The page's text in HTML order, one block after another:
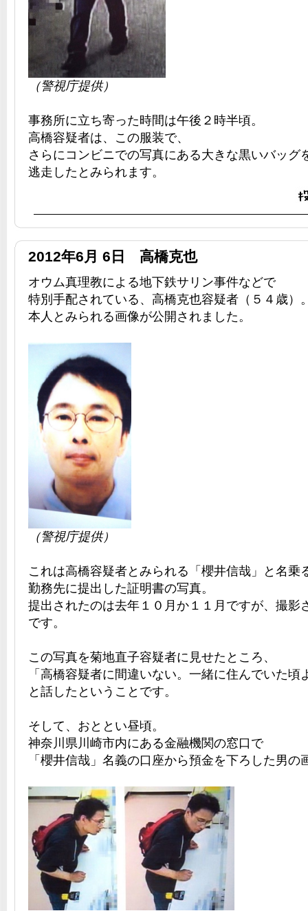
（警視庁提供）
事務所に立ち寄った時間は午後２時半頃。
高橋容疑者は、この服装で、
さらにコンビニでの写真にある大きな黒いバッグ
逃走したとみられます。
2012年6月 6日 高橋克也
オウム真理教による地下鉄サリン事件などで
特別手配されている、高橋克也容疑者（５４歳）
本人とみられる画像が公開されました。
（警視庁提供）
これは高橋容疑者とみられる「櫻井信哉」と名乗
勤務先に提出した証明書の写真。
提出されたのは去年１０月か１１月ですが、撮影
です。
この写真を菊地直子容疑者に見せたところ、
「高橋容疑者に間違いない。一緒に住んでいた頃
と話したということです。
そして、おととい昼頃。
神奈川県川崎市内にある金融機関の窓口で
「櫻井信哉」名義の口座から預金を下ろした男の